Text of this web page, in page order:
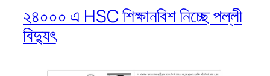
২৪০০০ এ HSC শিক্ষানবিশ নিচ্ছে পল্লী
বিদ্যুৎ